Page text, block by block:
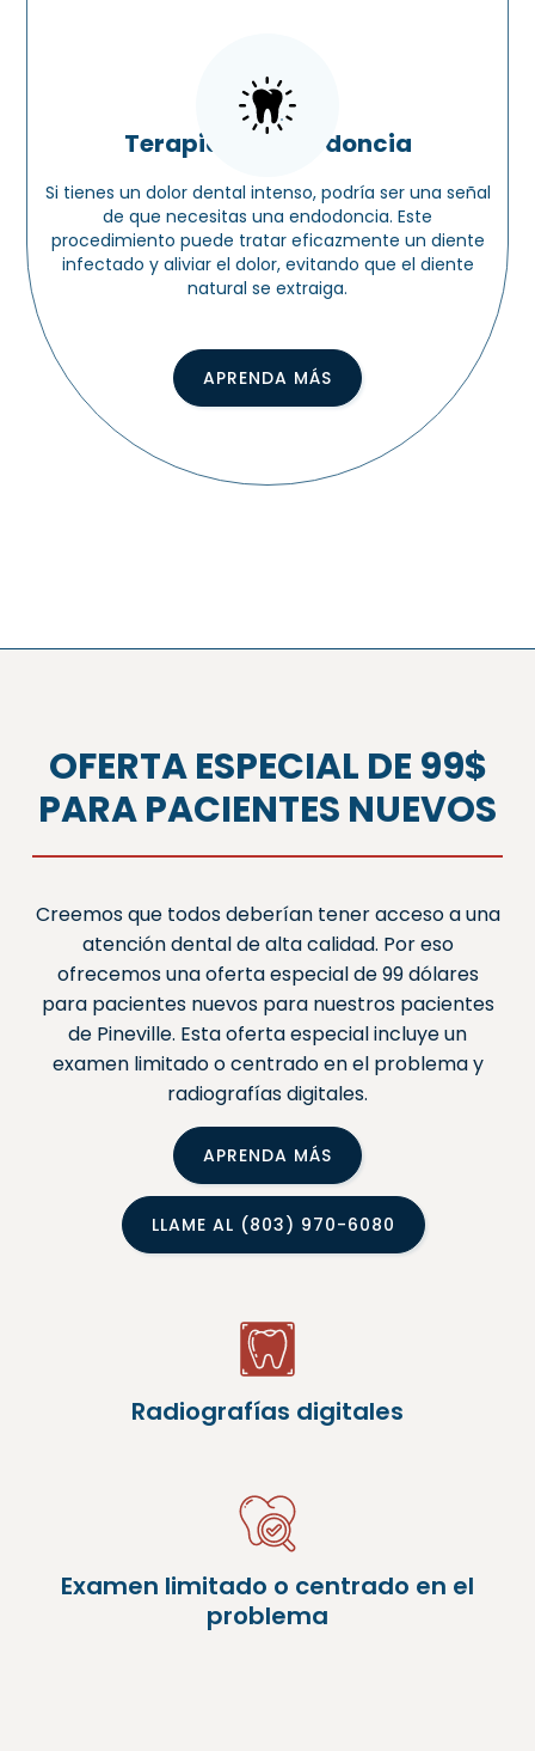
Terapia de endodoncia
Si tienes un dolor dental intenso, podría ser una señal
de que necesitas una endodoncia. Este
procedimiento puede tratar eficazmente un diente
infectado y aliviar el dolor, evitando que el diente
natural se extraiga.
APRENDA MÁS
OFERTA ESPECIAL DE 99$
PARA PACIENTES NUEVOS
Creemos que todos deberían tener acceso a una
atención dental de alta calidad. Por eso
ofrecemos una oferta especial de 99 dólares
para pacientes nuevos para nuestros pacientes
de Pineville. Esta oferta especial incluye un
examen limitado o centrado en el problema y
radiografías digitales.
APRENDA MÁS
LLAME AL (803) 970-6080
Radiografías digitales
Examen limitado o centrado en el
problema